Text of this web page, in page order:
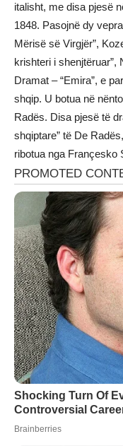
italisht, me disa pjesë
1848. Pasojnë dy
Mërisë së Virgjër”,
krishteri i shenjtëruar”,
Dramat – “Emira”, e
shqip. U botua në
Radës. Disa pjesë të
shqiptare” të De
ribotua nga Françesko